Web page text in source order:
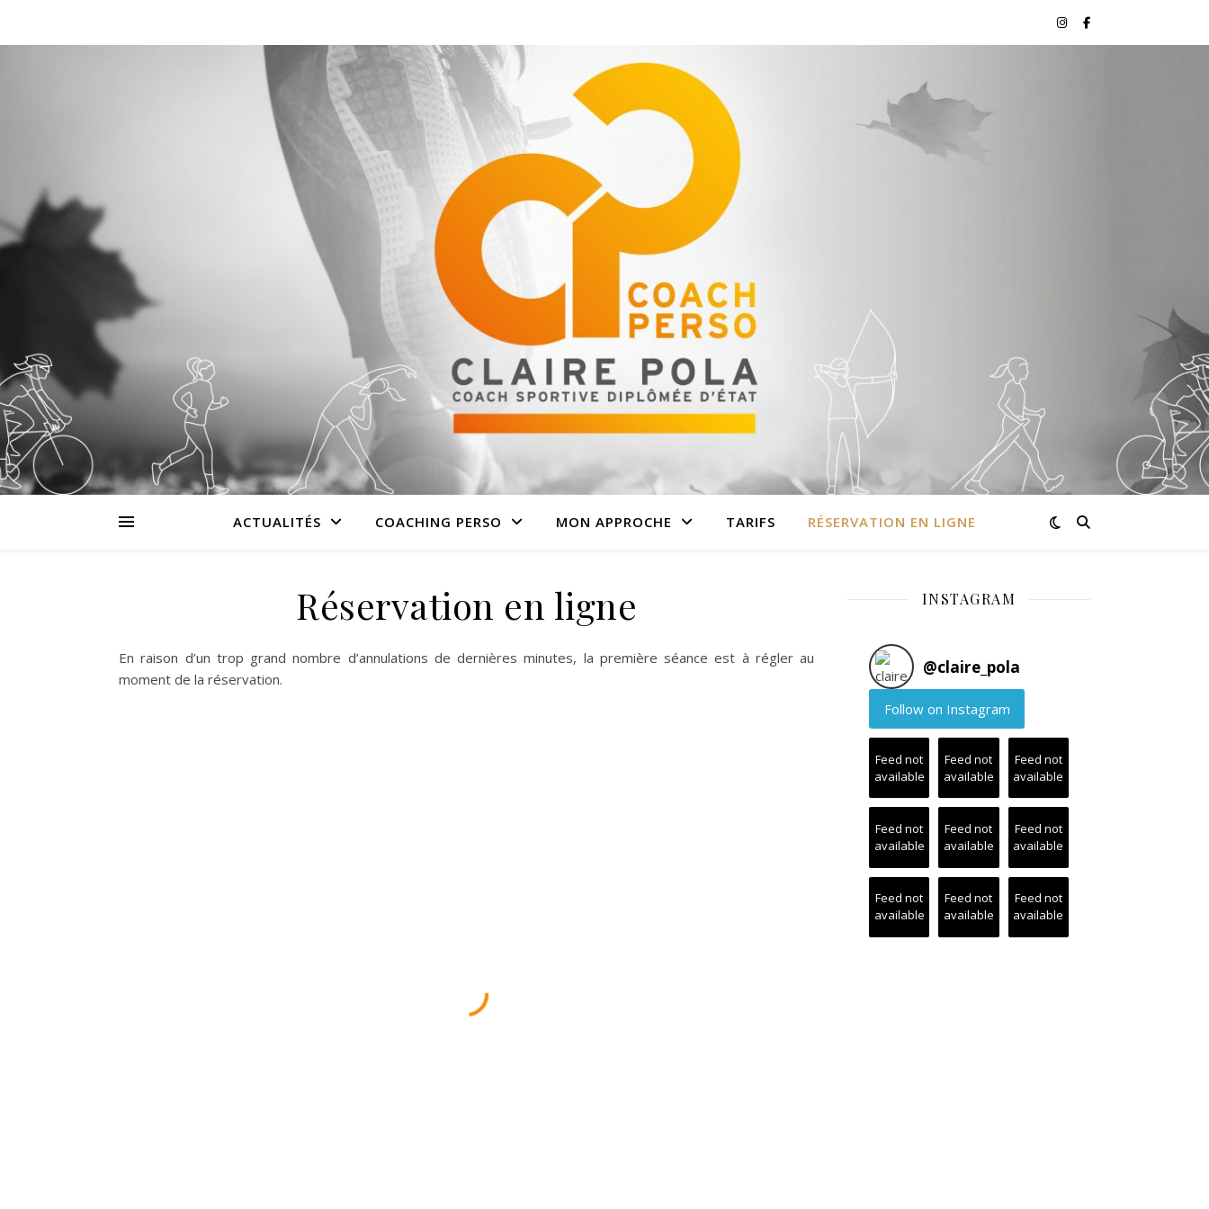
ACTUALITÉS COACHING PERSO MON APPROCHE TARIFS RÉSERVATION EN LIGNE
Réservation en ligne
En raison d’un trop grand nombre d’annulations de dernières minutes, la première séance est à régler au
moment de la réservation.
INSTAGRAM
@claire_pola
Follow on Instagram
Feed not
available
Feed not
available
Feed not
available
Feed not
available
Feed not
available
Feed not
available
Feed not
available
Feed not
available
Feed not
available